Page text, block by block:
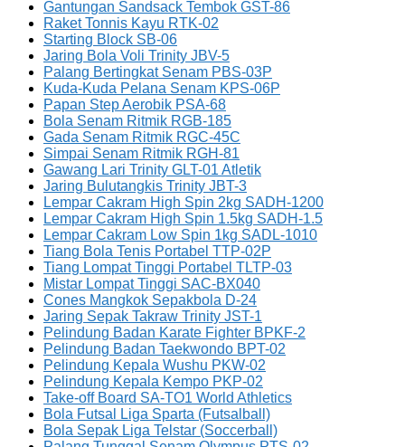
Gantungan Sandsack Tembok GST-86
Raket Tonnis Kayu RTK-02
Starting Block SB-06
Jaring Bola Voli Trinity JBV-5
Palang Bertingkat Senam PBS-03P
Kuda-Kuda Pelana Senam KPS-06P
Papan Step Aerobik PSA-68
Bola Senam Ritmik RGB-185
Gada Senam Ritmik RGC-45C
Simpai Senam Ritmik RGH-81
Gawang Lari Trinity GLT-01 Atletik
Jaring Bulutangkis Trinity JBT-3
Lempar Cakram High Spin 2kg SADH-1200
Lempar Cakram High Spin 1.5kg SADH-1.5
Lempar Cakram Low Spin 1kg SADL-1010
Tiang Bola Tenis Portabel TTP-02P
Tiang Lompat Tinggi Portabel TLTP-03
Mistar Lompat Tinggi SAC-BX040
Cones Mangkok Sepakbola D-24
Jaring Sepak Takraw Trinity JST-1
Pelindung Badan Karate Fighter BPKF-2
Pelindung Badan Taekwondo BPT-02
Pelindung Kepala Wushu PKW-02
Pelindung Kepala Kempo PKP-02
Take-off Board SA-TO1 World Athletics
Bola Futsal Liga Sparta (Futsalball)
Bola Sepak Liga Telstar (Soccerball)